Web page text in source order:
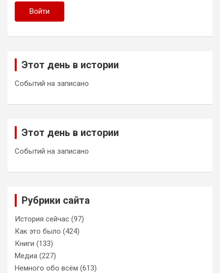
Войти
Этот день в истории
Событий на записано
Этот день в истории
Событий на записано
Рубрики сайта
История сейчас (97)
Как это было (424)
Книги (133)
Медиа (227)
Немного обо всём (613)